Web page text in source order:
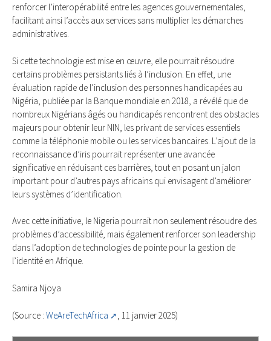
renforcer l’interopérabilité entre les agences gouvernementales,
facilitant ainsi l’accès aux services sans multiplier les démarches
administratives.
Si cette technologie est mise en œuvre, elle pourrait résoudre
certains problèmes persistants liés à l’inclusion. En effet, une
évaluation rapide de l’inclusion des personnes handicapées au
Nigéria, publiée par la Banque mondiale en 2018, a révélé que de
nombreux Nigérians âgés ou handicapés rencontrent des obstacles
majeurs pour obtenir leur NIN, les privant de services essentiels
comme la téléphonie mobile ou les services bancaires. L’ajout de la
reconnaissance d’iris pourrait représenter une avancée
significative en réduisant ces barrières, tout en posant un jalon
important pour d’autres pays africains qui envisagent d’améliorer
leurs systèmes d’identification.
Avec cette initiative, le Nigeria pourrait non seulement résoudre des
problèmes d’accessibilité, mais également renforcer son leadership
dans l’adoption de technologies de pointe pour la gestion de
l’identité en Afrique.
Samira Njoya
(Source : WeAreTechAfrica , 11 janvier 2025)